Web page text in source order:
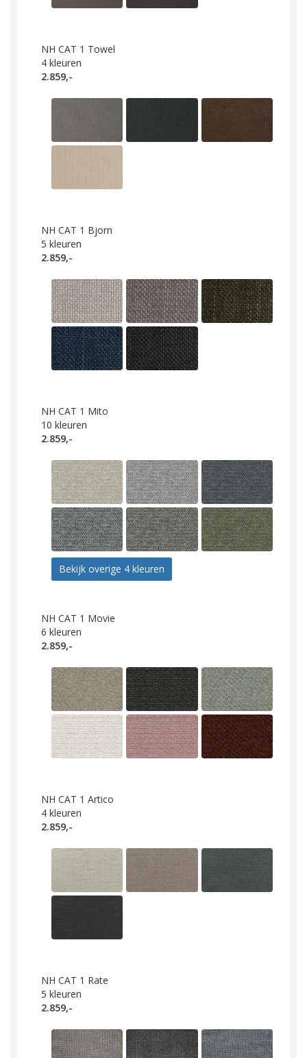
NH CAT 1 Towel
4 kleuren
2.859,-
NH CAT 1 Bjorn
5 kleuren
2.859,-
NH CAT 1 Mito
10 kleuren
2.859,-
Bekijk overige 4 kleuren
NH CAT 1 Movie
6 kleuren
2.859,-
NH CAT 1 Artico
4 kleuren
2.859,-
NH CAT 1 Rate
5 kleuren
2.859,-